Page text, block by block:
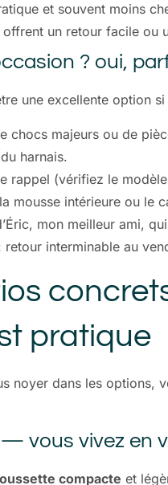
et souvent moins
offrent un retour facile ou
? oui,
une excellente option
chocs majeurs ou de
harnais.
rappel (vérifiez le
mousse intérieure ou le
mon meilleur ami,
retour interminable au
pratique
noyer dans les options,
vous vivez en
compacte et